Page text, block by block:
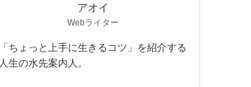
アオイ
Webライター
「ちょっと上手に生きるコツ」を紹介する
人生の水先案内人。